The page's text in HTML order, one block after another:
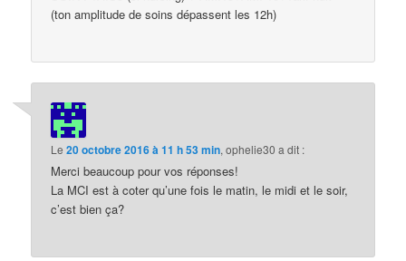
(ton amplitude de soins dépassent les 12h)
Le20 octobre 2016 à 11 h 53 min,ophelie30 a dit :
Merci beaucoup pour vos réponses!
La MCI est à coter qu’une fois le matin, le midi et le soir,
c’est bien ça?